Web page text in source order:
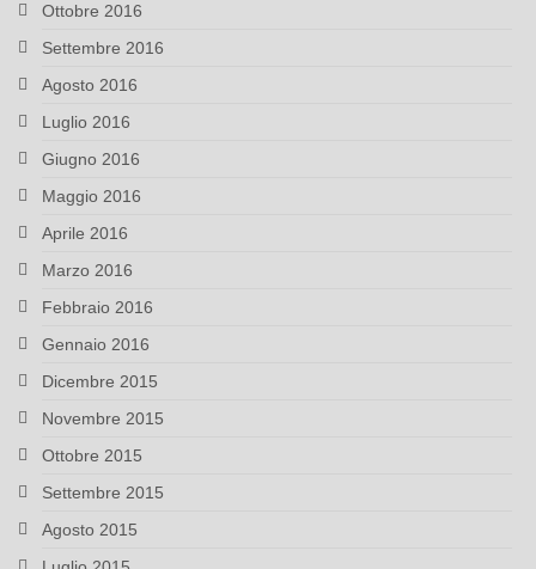
Ottobre 2016
Settembre 2016
Agosto 2016
Luglio 2016
Giugno 2016
Maggio 2016
Aprile 2016
Marzo 2016
Febbraio 2016
Gennaio 2016
Dicembre 2015
Novembre 2015
Ottobre 2015
Settembre 2015
Agosto 2015